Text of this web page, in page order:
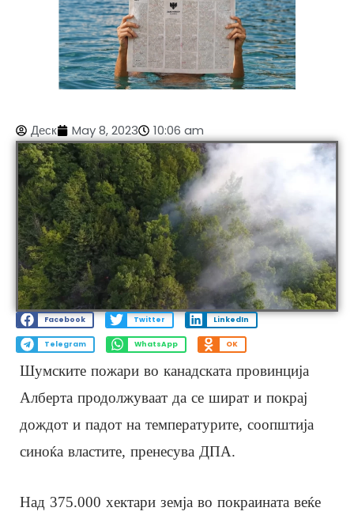
Деск May 8, 2023 10:06 am
Facebook Twitter LinkedIn
Telegram WhatsApp OK
Шумските пожари во канадската провинција
Алберта продолжуваат да се шират и покрај
дождот и падот на температурите, соопштија
синоќа властите, пренесува ДПА.
Над 375.000 хектари земја во покраината веќе